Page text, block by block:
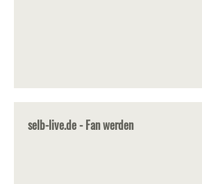
selb-live.de - Fan werden